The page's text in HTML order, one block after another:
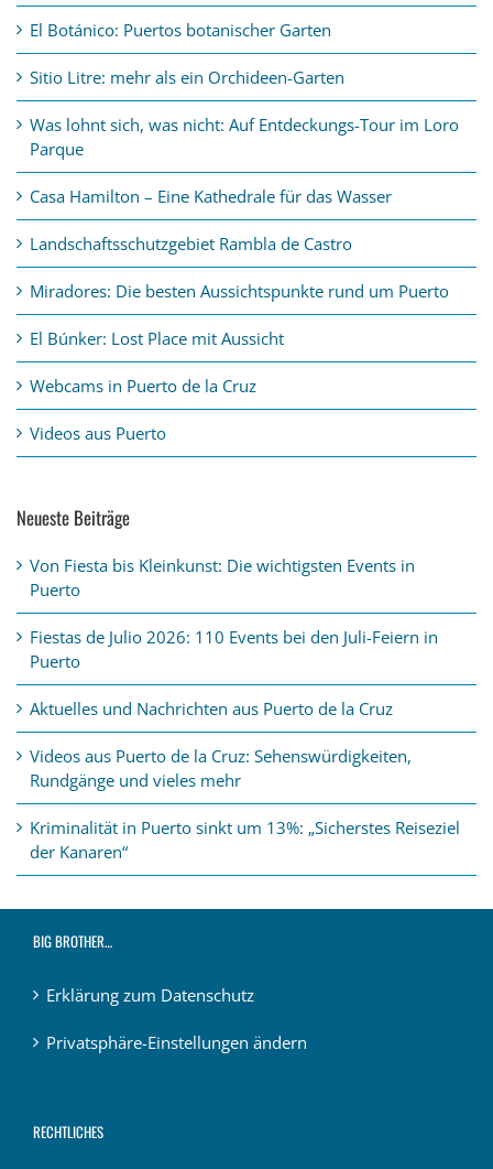
El Botánico: Puertos botanischer Garten
Sitio Litre: mehr als ein Orchideen-Garten
Was lohnt sich, was nicht: Auf Entdeckungs-Tour im Loro
Parque
Casa Hamilton – Eine Kathedrale für das Wasser
Landschaftsschutzgebiet Rambla de Castro
Miradores: Die besten Aussichtspunkte rund um Puerto
El Búnker: Lost Place mit Aussicht
Webcams in Puerto de la Cruz
Videos aus Puerto
Neueste Beiträge
Von Fiesta bis Kleinkunst: Die wichtigsten Events in
Puerto
Fiestas de Julio 2026: 110 Events bei den Juli-Feiern in
Puerto
Aktuelles und Nachrichten aus Puerto de la Cruz
Videos aus Puerto de la Cruz: Sehenswürdigkeiten,
Rundgänge und vieles mehr
Kriminalität in Puerto sinkt um 13%: „Sicherstes Reiseziel
der Kanaren“
BIG BROTHER…
Erklärung zum Datenschutz
Privatsphäre-Einstellungen ändern
RECHTLICHES